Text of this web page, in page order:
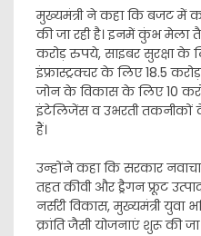
मुख्यमंत्री ने कहा कि बजट
की जा रही है। इनमें कुंभ मेला
करोड़ रुपये, साइबर सुरक्षा के
इंफ्रास्ट्रक्चर के लिए 18.5
जोन के विकास के लिए 10
इंटेलिजेंस व उभरती तकनीकों
हैं।
उन्होंने कहा कि सरकार
तहत कीवी और ड्रैगन फ्रूट
नर्सरी विकास, मुख्यमंत्री युवा
क्रांति जैसी योजनाएं शुरू की जा